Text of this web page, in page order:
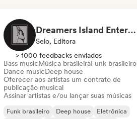
Dreamers Island Entertainment
Selo, Editora
> 1000 feedbacks enviados
Bass musicMúsica brasileiraFunk brasileiro
Dance musicDeep house
Oferecer aos artistas um contrato de
publicação musical
Assinar artistas e/ou lançar suas músicas
Funk brasileiro Deep house
Eletrônica